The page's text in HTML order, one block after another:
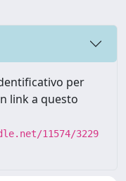
per
link a questo
11574/3229